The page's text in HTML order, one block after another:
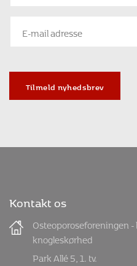
Tilmeld nyhedsbrev
Kontakt os
Osteoporoseforeningen
knogleskørhed
Park Allé 5, 1. tv.